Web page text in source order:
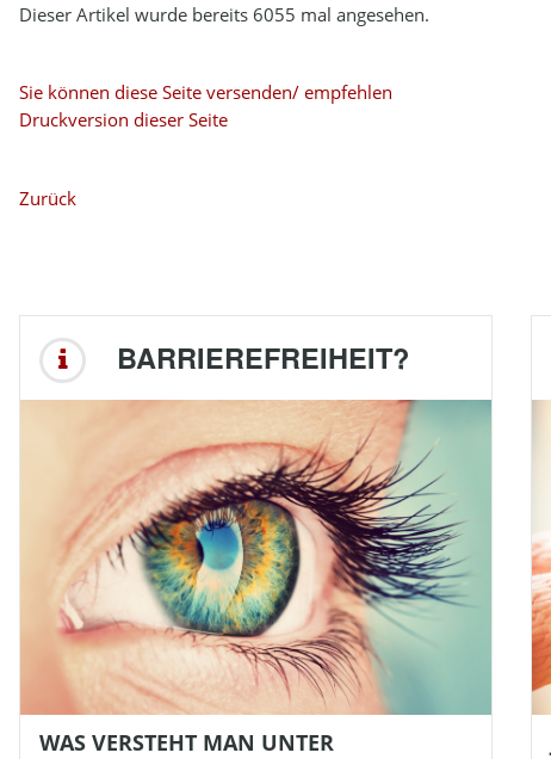
Dieser Artikel wurde bereits 6055 mal angesehen.
Sie können diese Seite versenden/ empfehlen
Druckversion dieser Seite
Zurück
BARRIEREFREIHEIT?
WAS VERSTEHT MAN UNTER